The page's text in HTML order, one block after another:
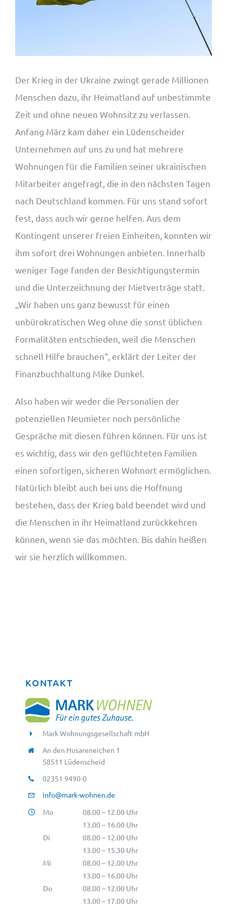
Wohnungsangebote
Der Krieg in der Ukraine zwingt gerade Millionen
Menschen dazu, ihr Heimatland auf unbestimmte
Zeit und ohne neuen Wohnsitz zu verlassen.
Anfang März kam daher ein Lüdenscheider
Unternehmen auf uns zu und hat mehrere
Wohnungen für die Familien seiner ukrainischen
Mitarbeiter angefragt, die in den nächsten Tagen
nach Deutschland kommen. Für uns stand sofort
fest, dass auch wir gerne helfen. Aus dem
Kontingent unserer freien Einheiten, konnten wir
ihm sofort drei Wohnungen anbieten. Innerhalb
weniger Tage fanden der Besichtigungstermin
und die Unterzeichnung der Mietverträge statt.
„Wir haben uns ganz bewusst für einen
unbürokratischen Weg ohne die sonst üblichen
Formalitäten entschieden, weil die Menschen
schnell Hilfe brauchen“, erklärt der Leiter der
Finanzbuchhaltung Mike Dunkel.
Also haben wir weder die Personalien der
potenziellen Neumieter noch persönliche
Gespräche mit diesen führen können. Für uns ist
es wichtig, dass wir den geflüchteten Familien
einen sofortigen, sicheren Wohnort ermöglichen.
Natürlich bleibt auch bei uns die Hoffnung
bestehen, dass der Krieg bald beendet wird und
die Menschen in ihr Heimatland zurückkehren
können, wenn sie das möchten. Bis dahin heißen
wir sie herzlich willkommen.
KONTAKT
Mark Wohnungsgesellschaft mbH
An den Husareneichen 1
58511 Lüdenscheid
02351 9490-0
info@mark-wohnen.de
Mo
08.00 – 12.00 Uhr
13.00 – 16.00 Uhr
Di
08.00 – 12.00 Uhr
13.00 – 15.30 Uhr
Mi
08.00 – 12.00 Uhr
13.00 – 16.00 Uhr
Do
08.00 – 12.00 Uhr
13.00 – 17.00 Uhr